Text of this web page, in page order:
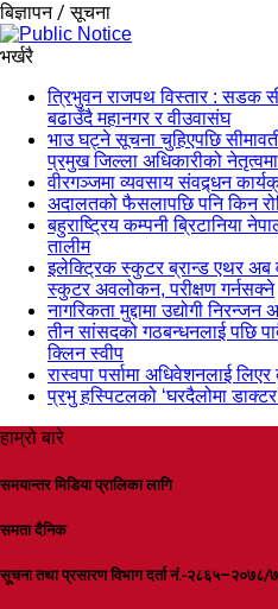
बिज्ञापन / सूचना
भर्खरै
त्रिभुवन राजपथ विस्तार : सडक
बढाउँदै महानगर र वीउवासंघ
भाउ घट्ने सूचना चुहिएपछि
प्रमुख जिल्ला अधिकारीको
वीरगञ्जमा व्यवसाय संवद्र्धन
अदालतको फैसलापछि पनि किन
बहुराष्ट्रिय कम्पनी ब्रिटानिया
तालीम
इलेक्ट्रिक स्कुटर ब्रान्ड एथर अब
स्कुटर अवलोकन, परीक्षण गर्नसक्ने
नागरिकता मुद्दामा उद्योगी
तीन सांसदको गठबन्धनलाई पछि
क्लिन स्वीप
रास्वपा पर्सामा अधिवेशनलाई
प्रभु हस्पिटलको ‘घरदैलोमा
हाम्रो बारे
समयान्तर मिडिया प्रालिका लागि
समता दैनिक
सूचना तथा प्रसारण विभाग दर्ता नं.-२८६५–२०७८/